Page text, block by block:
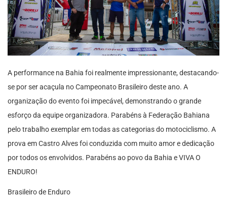
A performance na Bahia foi realmente impressionante, destacando-
se por ser acaçula no Campeonato Brasileiro deste ano. A
organização do evento foi impecável, demonstrando o grande
esforço da equipe organizadora. Parabéns à Federação Bahiana
pelo trabalho exemplar em todas as categorias do motociclismo. A
prova em Castro Alves foi conduzida com muito amor e dedicação
por todos os envolvidos. Parabéns ao povo da Bahia e VIVA O
ENDURO!
Brasileiro de Enduro